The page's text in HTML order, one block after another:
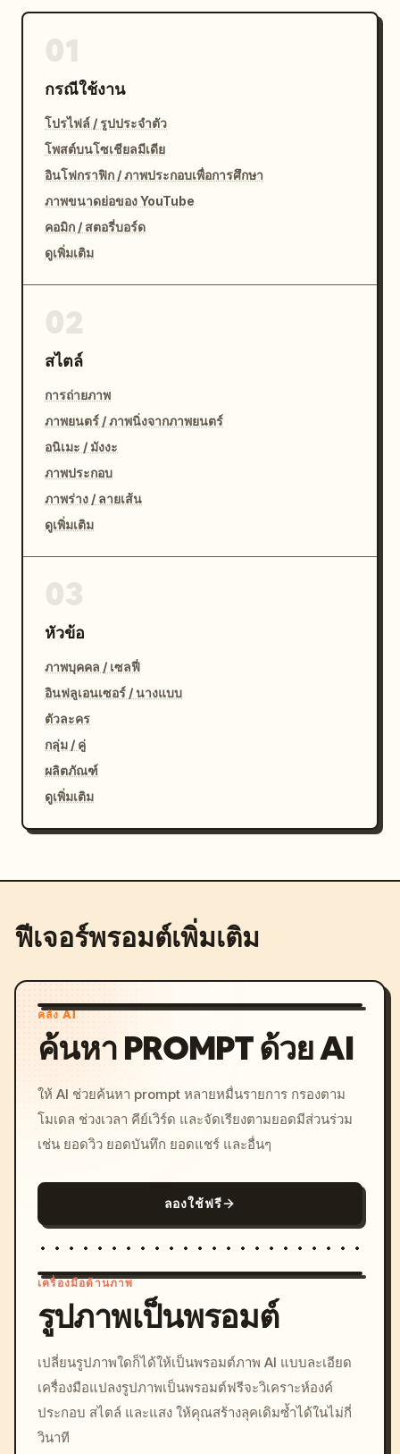
กรณีใช้งาน
โปรไฟล์ / รูปประจำตัว
โพสต์บนโซเชียลมีเดีย
อินโฟกราฟิก / ภาพประกอบเพื่อการศึกษา
ภาพขนาดย่อของ YouTube
คอมิก / สตอรี่บอร์ด
ดูเพิ่มเติม
สไตล์
การถ่ายภาพ
ภาพยนตร์ / ภาพนิ่งจากภาพยนตร์
อนิเมะ / มังงะ
ภาพประกอบ
ภาพร่าง / ลายเส้น
ดูเพิ่มเติม
หัวข้อ
ภาพบุคคล / เซลฟี่
อินฟลูเอนเซอร์ / นางแบบ
ตัวละคร
กลุ่ม / คู่
ผลิตภัณฑ์
ดูเพิ่มเติม
ฟีเจอร์พรอมต์เพิ่มเติม
คลัง AI
ค้นหา PROMPT ด้วย AI
ให้ AI ช่วยค้นหา prompt หลายหมื่นรายการ กรองตาม
โมเดล ช่วงเวลา คีย์เวิร์ด และจัดเรียงตามยอดมีส่วนร่วม
เช่น ยอดวิว ยอดบันทึก ยอดแชร์ และอื่นๆ
ลองใช้ฟรี
c, cyberpunk sunset, neon
colors, 8k --v 6.0
เครื่องมือด้านภาพ
รูปภาพเป็นพรอมต์
เปลี่ยนรูปภาพใดก็ได้ให้เป็นพรอมต์ภาพ AI แบบละเอียด
เครื่องมือแปลงรูปภาพเป็นพรอมต์ฟรีจะวิเคราะห์องค์
ประกอบ สไตล์ และแสง ให้คุณสร้างลุคเดิมซ้ำได้ในไม่กี่
วินาที